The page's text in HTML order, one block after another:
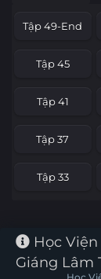
Tập 49-End
Tập 45
Tập 41
Tập 37
Tập 33
Tập 25
Học
Giáng Lâm